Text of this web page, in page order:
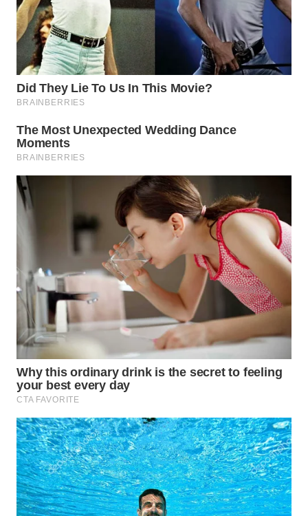
LABUHANBATU
WN
TAPANULI
TENGAH
WN DELI
SERDANG
WN
TEBING
TINGGI
WN
KARAWANG
WN
BEKASI
WN
BOGOR
WN
DEPOK
WN
TAPANULI
UTARA